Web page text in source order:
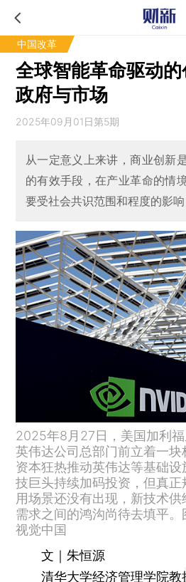
中国改革
全球智能革命驱动
政府与市场
2025年09月01日第5期
从一定意义上来讲，商业创新
的有效手段，在产业革命的情
要受社会共识范围和程度的影响
2025年8月27日，美国加利福
英伟达公司总部门前立着一块
资本狂热推动英伟达等基础
技巨头持续加码投资，但真
用场景还没有出现，新技术
需求之间的鸿沟尚待去填平
视觉中国
文｜朱恒源
清华大学经济管理学院教